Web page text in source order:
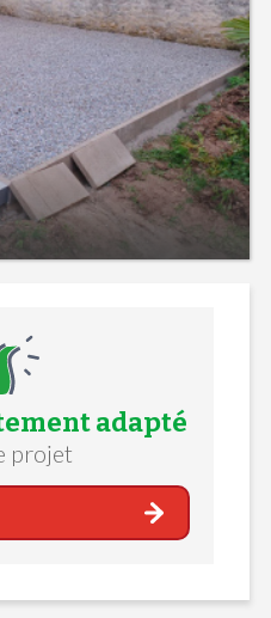
adapté
projet